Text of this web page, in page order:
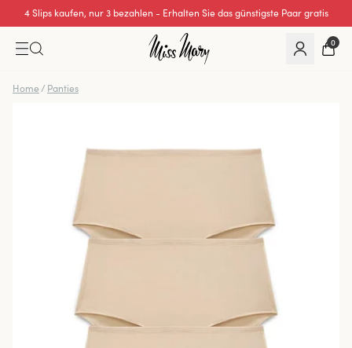
4 Slips kaufen, nur 3 bezahlen - Erhalten Sie das günstigste Paar gratis
Hervorragende 0 von 5 0
Home / Panties